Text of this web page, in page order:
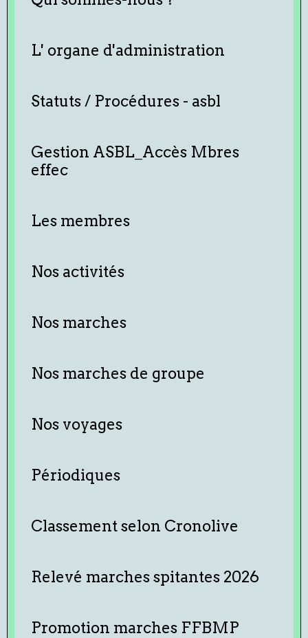
L' organe d'administration
Statuts / Procédures - asbl
Gestion ASBL_Accès Mbres
effec
Les membres
Nos activités
Nos marches
Nos marches de groupe
Nos voyages
Périodiques
Classement selon Cronolive
Relevé marches spitantes 2026
Promotion marches FFBMP